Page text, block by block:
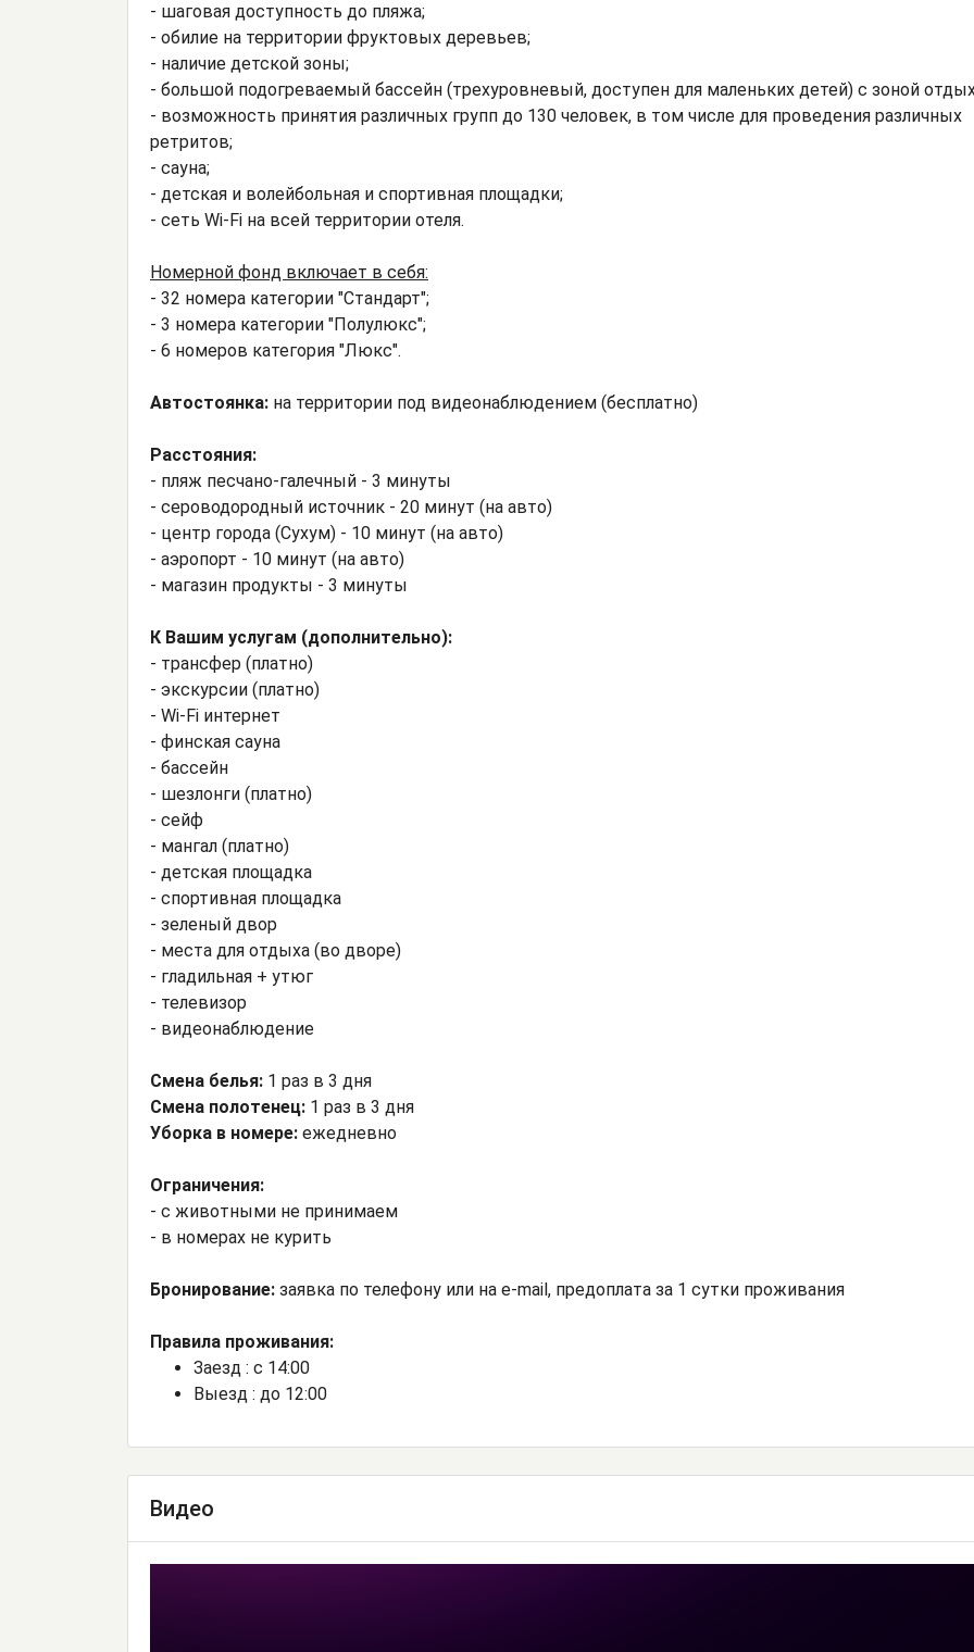
- шаговая доступность до пляжа;
- обилие на территории фруктовых деревьев;
- наличие детской зоны;
- большой подогреваемый бассейн (трехуровневый, доступен для маленьких детей) с зоной
- возможность принятия различных групп до 130 человек, в том числе для проведения различных
ретритов;
- сауна;
- детская и волейбольная и спортивная площадки;
- сеть Wi-Fi на всей территории отеля.
Номерной фонд включает в себя:
- 32 номера категории "Стандарт";
- 3 номера категории "Полулюкс";
- 6 номеров категория "Люкс".
Автостоянка: на территории под видеонаблюдением (бесплатно)
Расстояния:
- пляж песчано-галечный - 3 минуты
- сероводородный источник - 20 минут (на авто)
- центр города (Сухум) - 10 минут (на авто)
- аэропорт - 10 минут (на авто)
- магазин продукты - 3 минуты
К Вашим услугам (дополнительно):
- трансфер (платно)
- экскурсии (платно)
- Wi-Fi интернет
- финская сауна
- бассейн
- шезлонги (платно)
- сейф
- мангал (платно)
- детская площадка
- спортивная площадка
- зеленый двор
- места для отдыха (во дворе)
- гладильная + утюг
- телевизор
- видеонаблюдение
Смена белья: 1 раз в 3 дня
Смена полотенец: 1 раз в 3 дня
Уборка в номере: ежедневно
Ограничения:
- с животными не принимаем
- в номерах не курить
Бронирование: заявка по телефону или на e-mail, предоплата за 1 сутки проживания
Правила проживания:
Заезд : с 14:00
Выезд : до 12:00
Видео